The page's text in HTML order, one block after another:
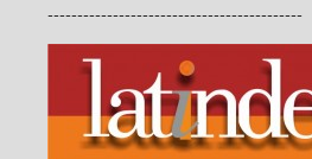
-------------------------------------------